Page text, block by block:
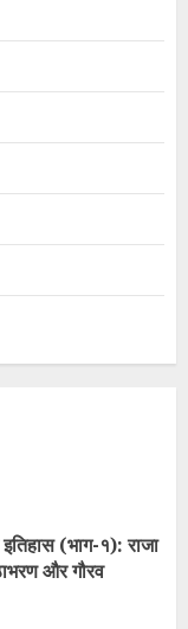
(भाग-१): राजा
और गौरव